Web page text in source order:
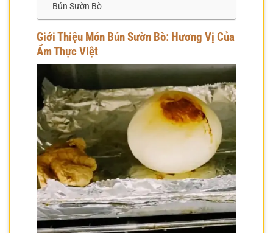
Bún Sườn Bò
Giới Thiệu Món Bún Sườn Bò: Hương Vị Của
Ẩm Thực Việt